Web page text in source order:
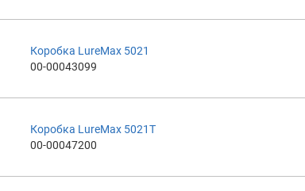
Коробка LureMax 5021
00-00043099
Коробка LureMax 5021T
00-00047200